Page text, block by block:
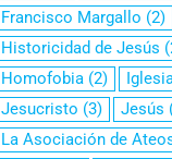
Francisco Margallo (2)
Historicidad de Jesús
Homofobia(2)
Jesucristo (3) Jesús
La Asociación de